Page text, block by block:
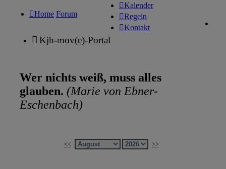
Kalender
Regeln
Kontakt
Home Forum
Kjh-mov(e)-Portal
Wer nichts weiß, muss alles
glauben. (Marie von Ebner-
Eschenbach)
<< >>